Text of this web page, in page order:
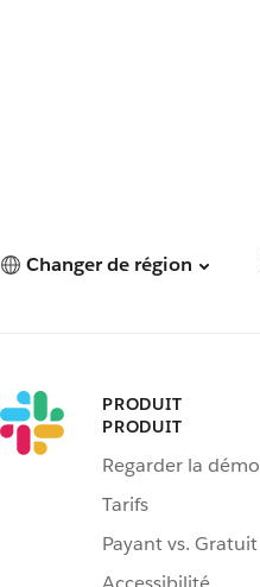
Changer de région
PRODUIT
PRODUIT
Regarder la démo
Tarifs
Payant vs. Gratuit